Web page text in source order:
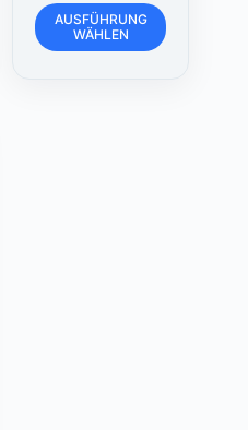
bis
155.00 CHF
AUSFÜHRUNG
WÄHLEN
Dieses
Produkt
weist